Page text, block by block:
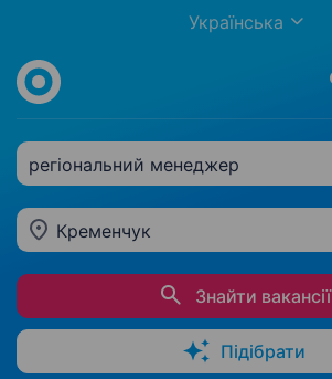
Українська
регіональний менеджер
Кременчук
Знайти вакансії
Підібрати